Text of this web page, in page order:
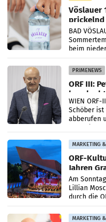
Vöslauer
prickelnd
BAD
beim
PRIMENEWS
ORF III:
beurlaubt
WIEN
Schöber ist
abberufen
MARKETING
ORF-
Jahren
Am
Lillian
durch die
startet mit
Grafenegg
MARKETING